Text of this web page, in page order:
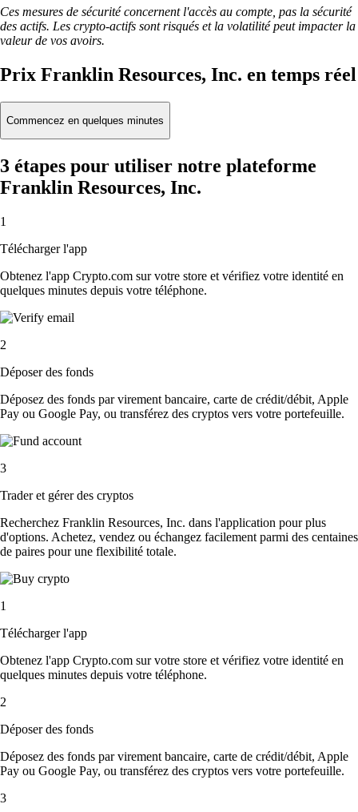
Ces mesures de sécurité concernent l'accès au compte, pas la sécurité
des actifs. Les crypto-actifs sont risqués et la volatilité peut impacter la
valeur de vos avoirs.
Prix Franklin Resources, Inc. en temps réel
Commencez en quelques minutes
3 étapes pour utiliser notre plateforme
Franklin Resources, Inc.
1
Télécharger l'app
Obtenez l'app Crypto.com sur votre store et vérifiez votre identité en
quelques minutes depuis votre téléphone.
2
Déposer des fonds
Déposez des fonds par virement bancaire, carte de crédit/débit, Apple
Pay ou Google Pay, ou transférez des cryptos vers votre portefeuille.
3
Trader et gérer des cryptos
Recherchez Franklin Resources, Inc. dans l'application pour plus
d'options. Achetez, vendez ou échangez facilement parmi des centaines
de paires pour une flexibilité totale.
1
Télécharger l'app
Obtenez l'app Crypto.com sur votre store et vérifiez votre identité en
quelques minutes depuis votre téléphone.
2
Déposer des fonds
Déposez des fonds par virement bancaire, carte de crédit/débit, Apple
Pay ou Google Pay, ou transférez des cryptos vers votre portefeuille.
3